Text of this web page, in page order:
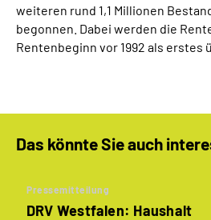
weiteren rund 1,1 Millionen
begonnen. Dabei werden die
Rentenbeginn vor 1992 als erstes
Das könnte Sie auch
Pressemitteilung
DRV Westfalen: Haushalt